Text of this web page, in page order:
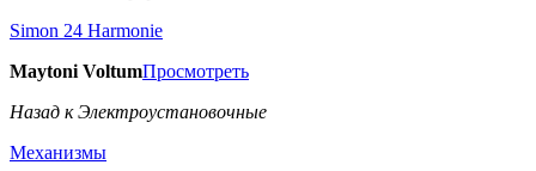
Simon 24 Harmonie
Maytoni VoltumПросмотреть
Назад к Электроустановочные
Механизмы